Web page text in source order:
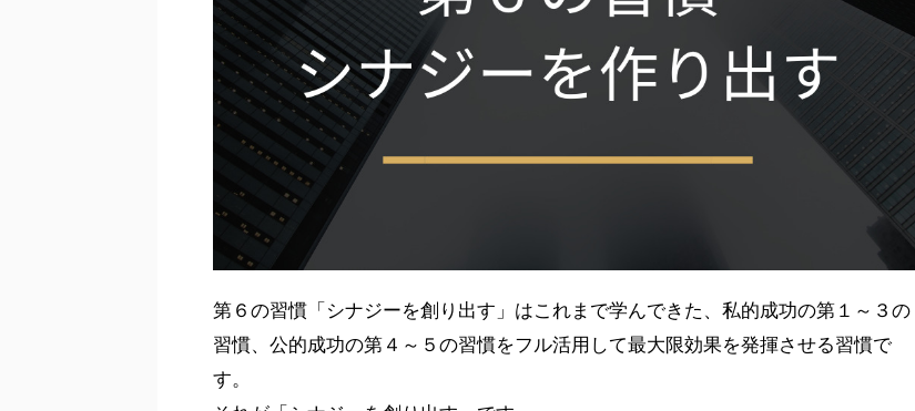
第６の習慣「シナジーを創り出す」はこれまで学んできた、私的成功の第１～３の
習慣、公的成功の第４～５の習慣をフル活用して最大限効果を発揮させる習慣で
す。